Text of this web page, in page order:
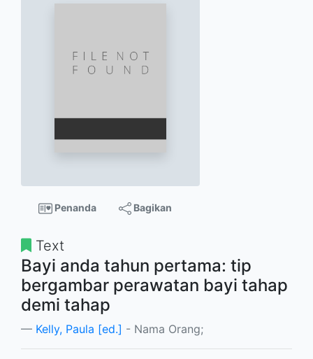
Penanda Bagikan
Text
Bayi anda tahun pertama: tip
bergambar perawatan bayi tahap
demi tahap
Kelly, Paula [ed.] - Nama Orang;